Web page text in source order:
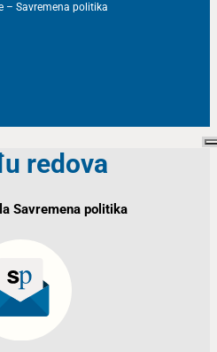
– Savremena politika
redova
Savremena politika